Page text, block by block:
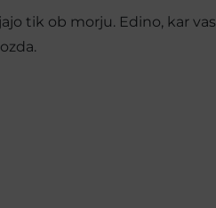
tik ob morju. Edino, kar vas